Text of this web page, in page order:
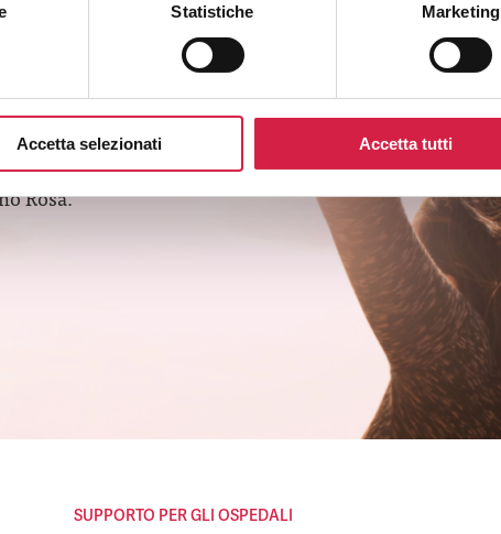
Statistiche Marketing
Accetta selezionati Accetta tutti
Rosa.
SUPPORTO PER GLI OSPEDALI